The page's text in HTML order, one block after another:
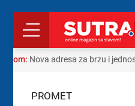
Nova adresa za brzu i
PROMET